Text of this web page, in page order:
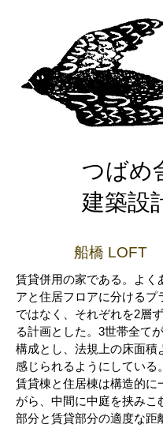
つばめ
建築設
船橋 LOFT
賃貸併用の家である。よく
アと住居フロアに分けるプ
ではなく、それぞれを2層
る計画とした。3世帯全て
構成とし、法規上の床面積
感じられるようにしている。
賃貸棟と住居棟は構造的に
がら、中間に中庭を挟みこ
部分と賃貸部分の適度な距